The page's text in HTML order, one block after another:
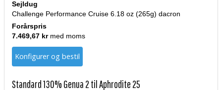
Sejldug
Challenge Performance Cruise 6.18 oz (265g) dacron
Forårspris
7.469,67 krmed moms
Konfigurer og bestil
Standard 130% Genua 2 til Aphrodite 25